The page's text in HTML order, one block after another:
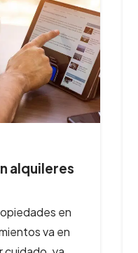
alquileres
en
va en